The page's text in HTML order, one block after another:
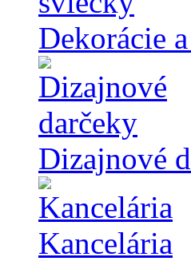
Dekorácie
Dizajnové
Kancelária